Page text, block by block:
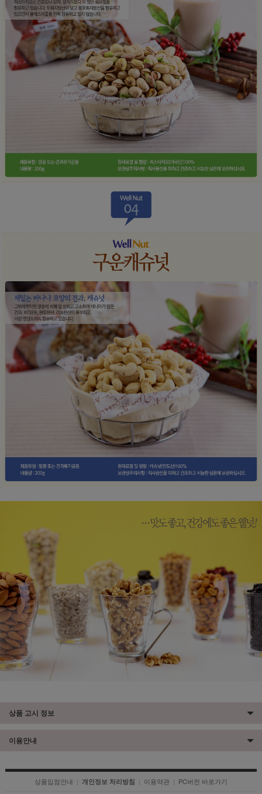
상품 고시 정보
이용안내
상품입점안내 | 개인정보 처리방침 | 이용약관 | PC버전 바로가기